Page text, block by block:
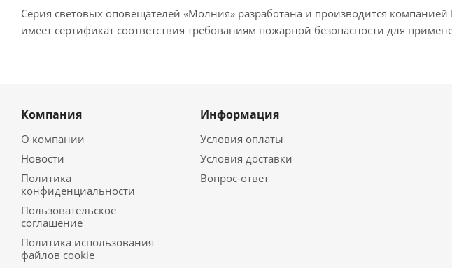
Серия световых оповещателей «Молния» разработана и производится
имеет сертификат соответствия требованиям пожарной безопасности для
Компания
О компании
Новости
Политика
конфиденциальности
Пользовательское
соглашение
Политика использования
файлов cookie
Информация
Условия оплаты
Условия доставки
Вопрос-ответ